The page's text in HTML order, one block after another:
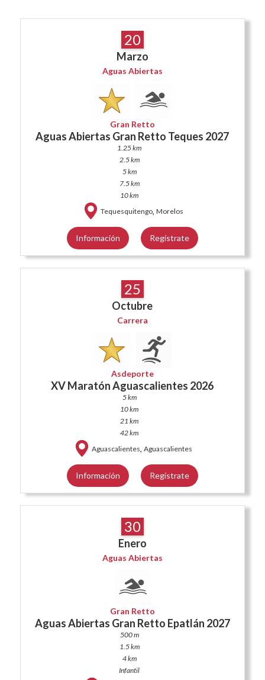
20
Marzo
Aguas Abiertas
Gran Retto
Aguas Abiertas Gran Retto Teques 2027
1.25 km
2.5 km
5 km
7.5 km
10 km
Tequesquitengo, Morelos
Información Regístrate
25
Octubre
Carrera
Asdeporte
XV Maratón Aguascalientes 2026
5 km
10 km
21 km
42 km
Aguascalientes, Aguascalientes
Información Regístrate
30
Enero
Aguas Abiertas
Gran Retto
Aguas Abiertas Gran Retto Epatlán 2027
500 m
1.5 km
4 km
Infantil